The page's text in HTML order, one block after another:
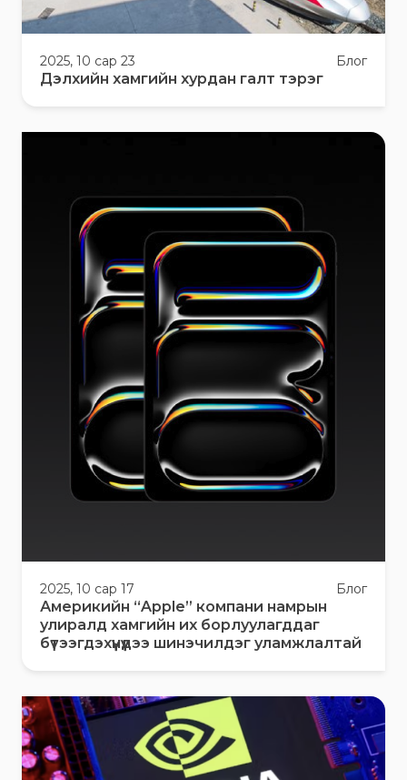
2025, 10 сар 23 Блог
Дэлхийн хамгийн хурдан галт тэрэг
2025, 10 сар 17 Блог
Америкийн “Apple” компани намрын
улиралд хамгийн их борлуулагддаг
бүтээгдэхүүнүүдээ шинэчилдэг уламжлалтай